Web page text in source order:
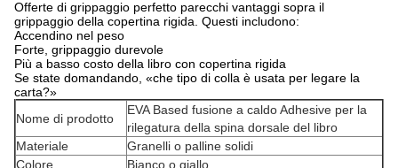
Offerte di grippaggio perfetto parecchi vantaggi sopra il
grippaggio della copertina rigida. Questi includono:
Accendino nel peso
Forte, grippaggio durevole
Più a basso costo della libro con copertina rigida
Se state domandando, «che tipo di colla è usata per legare la
carta?»
Nome di prodotto
EVA Based fusione a caldo Adhesive per la
rilegatura della spina dorsale del libro
Materiale
Granelli o palline solidi
Colore
Bianco o giallo